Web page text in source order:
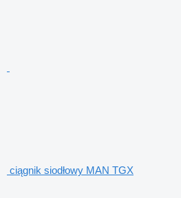
ciągnik siodłowy MAN TGX